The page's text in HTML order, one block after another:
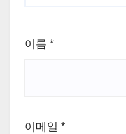
이름 *
이메일 *